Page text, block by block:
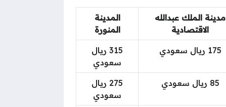
مدينة الملك عبدالله
الاقتصادية
المدينة
المنورة
175 ريال سعودي
315 ريال
سعودي
85 ريال سعودي
275 ريال
سعودي